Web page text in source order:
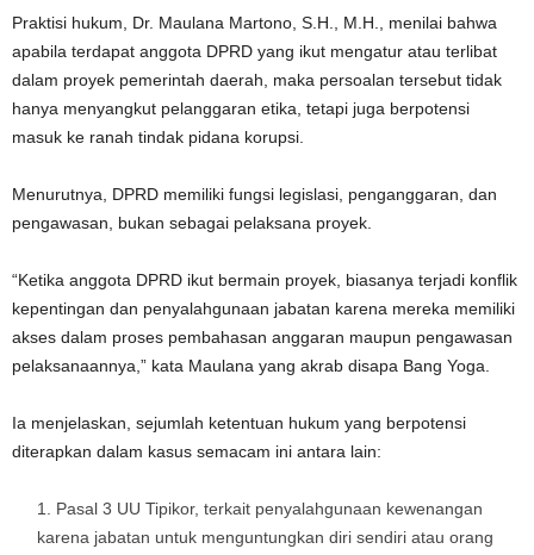
Praktisi hukum, Dr. Maulana Martono, S.H., M.H., menilai bahwa
apabila terdapat anggota DPRD yang ikut mengatur atau terlibat
dalam proyek pemerintah daerah, maka persoalan tersebut tidak
hanya menyangkut pelanggaran etika, tetapi juga berpotensi
masuk ke ranah tindak pidana korupsi.
Menurutnya, DPRD memiliki fungsi legislasi, penganggaran, dan
pengawasan, bukan sebagai pelaksana proyek.
“Ketika anggota DPRD ikut bermain proyek, biasanya terjadi konflik
kepentingan dan penyalahgunaan jabatan karena mereka memiliki
akses dalam proses pembahasan anggaran maupun pengawasan
pelaksanaannya,” kata Maulana yang akrab disapa Bang Yoga.
Ia menjelaskan, sejumlah ketentuan hukum yang berpotensi
diterapkan dalam kasus semacam ini antara lain:
Pasal 3 UU Tipikor, terkait penyalahgunaan kewenangan
karena jabatan untuk menguntungkan diri sendiri atau orang